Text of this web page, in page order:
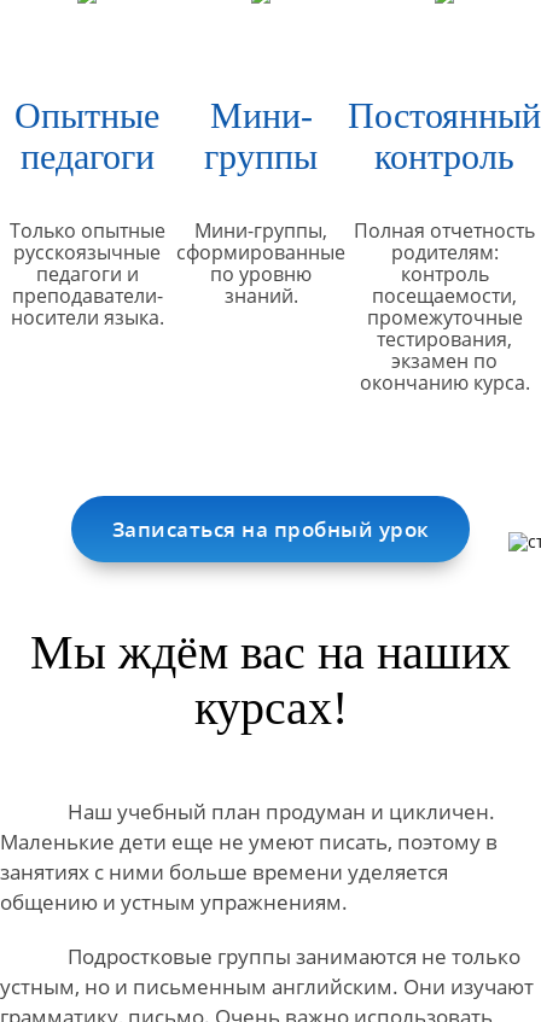
Опытные
педагоги
Только опытные
русскоязычные
педагоги и
преподаватели-
носители языка.
Мини-
группы
Мини-группы,
сформированные
по уровню
знаний.
Постоянный
контроль
Полная отчетность
родителям:
контроль
посещаемости,
промежуточные
тестирования,
экзамен по
окончанию курса.
Записаться на пробный урок
Мы ждём вас на наших
курсах!
Наш учебный план продуман и цикличен.
Маленькие дети еще не умеют писать, поэтому в
занятиях с ними больше времени уделяется
общению и устным упражнениям.
Подростковые группы занимаются не только
устным, но и письменным английским. Они изучают